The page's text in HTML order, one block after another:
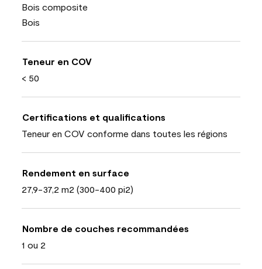
Bois composite
Bois
Teneur en COV
< 50
Certifications et qualifications
Teneur en COV conforme dans toutes les régions
Rendement en surface
27,9-37,2 m2 (300-400 pi2)
Nombre de couches recommandées
1 ou 2